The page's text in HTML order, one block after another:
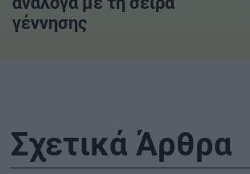
γέννησης
Σχετικά Άρθρα